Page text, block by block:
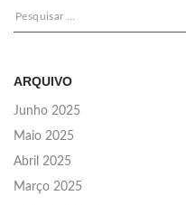
Pesquisar
por:
ARQUIVO
Junho 2025
Maio 2025
Abril 2025
Março 2025